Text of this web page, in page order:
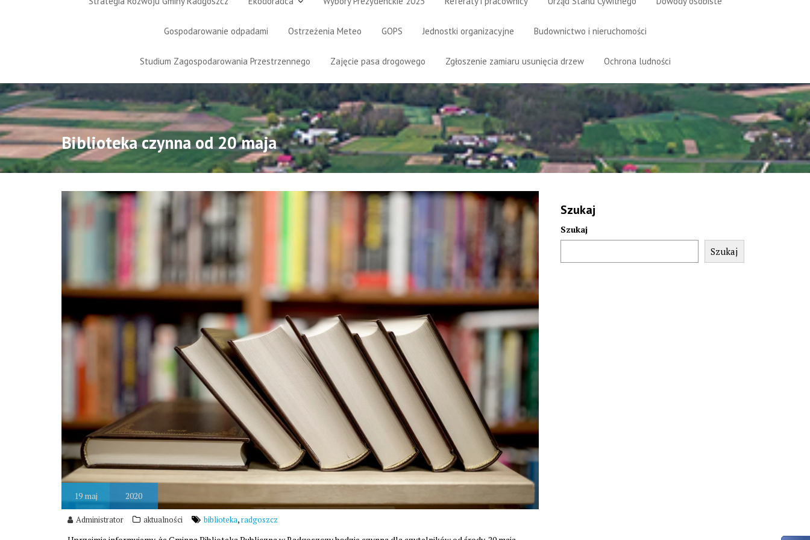
Gospodarowanie odpadami Ostrzeżenia Meteo GOPS Jednostki organizacyjne Budownictwo i nieruchomości
Studium Zagospodarowania Przestrzennego Zajęcie pasa drogowego Zgłoszenie zamiaru usunięcia drzew Ochrona ludności
Biblioteka czynna od 20 maja
19 maj 2020
Administrator aktualności biblioteka,radgoszcz
Szukaj
Szukaj
Szukaj